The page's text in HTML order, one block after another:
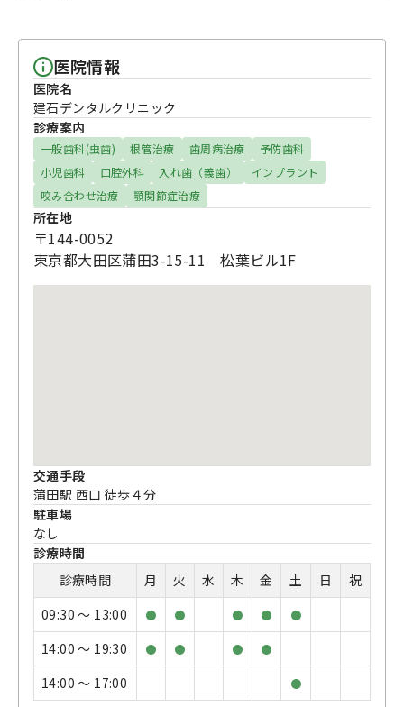
医院情報
医院名
建石デンタルクリニック
診療案内
一般歯科(虫歯) 根管治療 歯周病治療
予防歯科
小児歯科
口腔外科 入れ歯（義歯）
インプラント
咬み合わせ治療
顎関節症治療
所在地
〒144-0052
東京都大田区蒲田3-15-11 松葉ビル1F
交通手段
蒲田駅 西口 徒歩４分
駐車場
なし
診療時間
診療時間
月 火 水 木 金 土 日
祝
09:30 〜 13:00
● ● ● ● ●
14:00 〜 19:30 ● ● ● ●
14:00 〜 17:00 ●